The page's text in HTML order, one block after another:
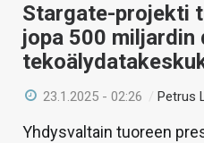
Stargate-projekti
jopa 500 miljardin
23.1.2025 - 02:26 / Petrus
Yhdysvaltain tuoreen